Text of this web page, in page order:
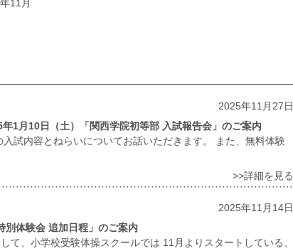
11月
2025年11月27日
年1月10日（土）「関西学院初等部 入試報告会」のご案内
試内容とねらいについてお話いただきます。 また、無料体験
>>詳細を見る
2025年11月14日
別体験会 追加日程」のご案内
て、小学校受験体操スクールでは 11月よりスタートしている、